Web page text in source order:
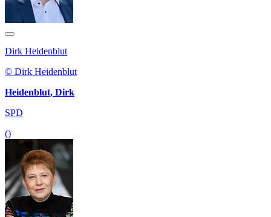
Dirk Heidenblut
© Dirk Heidenblut
Heidenblut, Dirk
SPD
()